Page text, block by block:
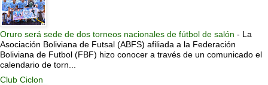
Oruro será sede de dos torneos nacionales de fútbol de salón - La
Asociación Boliviana de Futsal (ABFS) afiliada a la Federación
Boliviana de Futbol (FBF) hizo conocer a través de un comunicado el
calendario de torn...
Club Ciclon